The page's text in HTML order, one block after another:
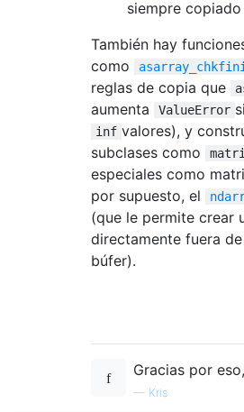
siempre copiado
También hay
como
reglas de copia que
aumenta
ValueError
inf valores), y
subclases como
especiales como
por supuesto, el
(que le permite crear
directamente fuera
búfer).
Gracias por
— Kris